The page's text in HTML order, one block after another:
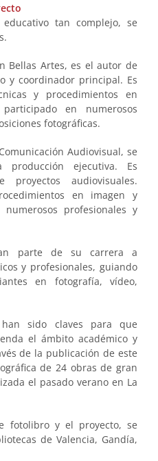
tan complejo, se
Bellas Artes, es el autor de
y coordinador principal. Es
y procedimientos en
en numerosos
fotográficas.
Audiovisual, se
ejecutiva. Es
audiovisuales.
en imagen y
profesionales y
parte de su carrera a
y profesionales, guiando
en fotografía, vídeo,
sido claves para que
el ámbito académico y
de la publicación de este
de 24 obras de gran
el pasado verano en La
fotolibro y el proyecto, se
de Valencia, Gandía,